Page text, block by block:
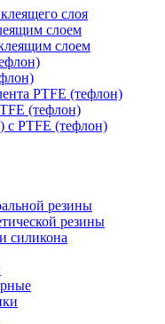
слоя
слоем
слоем
PTFE (тефлон)
(тефлон)
с PTFE (тефлон)
резины
резины
силикона